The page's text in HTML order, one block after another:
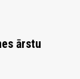
ārstu